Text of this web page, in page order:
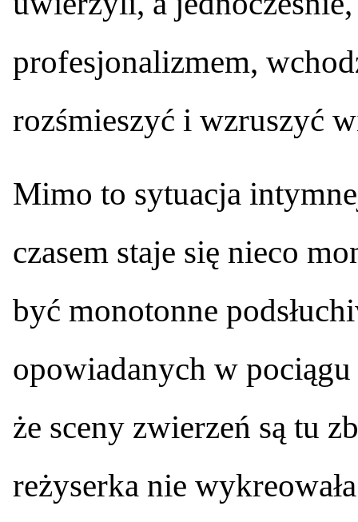
profesjonalizmem,
rozśmieszyć i wzruszyć
Mimo to sytuacja
czasem staje się nieco
być monotonne
opowiadanych w
że sceny zwierzeń są tu
reżyserka nie